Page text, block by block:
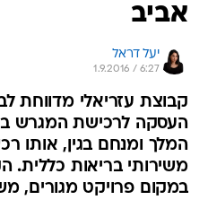
אביב
יעל דראל
1.9.2016 / 6:27
קבוצת עזריאלי מדווחת
העסקה לרכישת המגרש
המלך ומנחם בגין, אותו
משירותי בריאות כללית.
במקום פרויקט מגורים,